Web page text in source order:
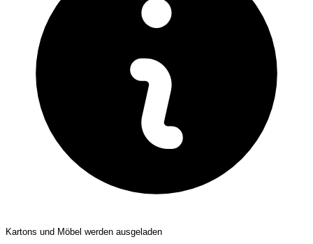
Kartons und Möbel werden ausgeladen